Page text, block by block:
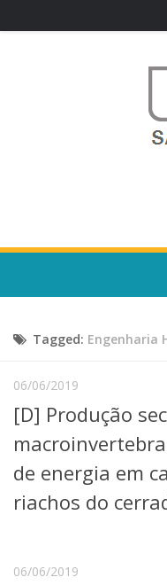
Escola, Institutos e
Núcleos e Comissões
Telefones e Mapas
Pessoas
Graduação
Pós-Graduação
Pesquisa e Inovação
Tagged: Engenharia
06/06/2019
[D] Produção
de energia em
riachos do
06/06/2019